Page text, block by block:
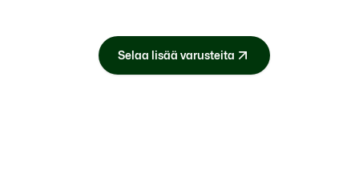
Selaa lisää varusteita